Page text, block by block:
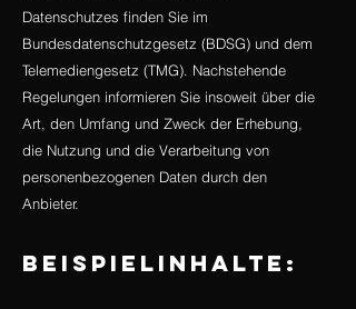
Datenschutzes finden Sie im
Bundesdatenschutzgesetz (BDSG) und dem
Telemediengesetz (TMG). Nachstehende
Regelungen informieren Sie insoweit über die
Art, den Umfang und Zweck der Erhebung,
die Nutzung und die Verarbeitung von
personenbezogenen Daten durch den
Anbieter.
Beispielinhalte: